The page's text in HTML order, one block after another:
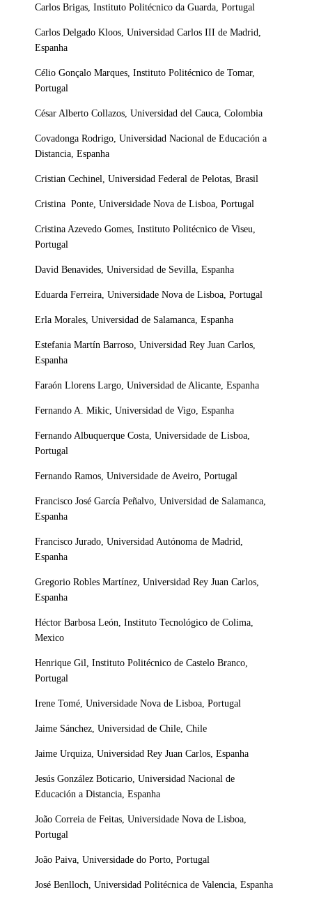
Carlos Brigas, Instituto Politécnico da Guarda, Portugal
Carlos Delgado Kloos, Universidad Carlos III de Madrid,
Espanha
Célio Gonçalo Marques, Instituto Politécnico de Tomar,
Portugal
César Alberto Collazos, Universidad del Cauca, Colombia
Covadonga Rodrigo, Universidad Nacional de Educación a
Distancia, Espanha
Cristian Cechinel, Universidad Federal de Pelotas, Brasil
Cristina Ponte, Universidade Nova de Lisboa, Portugal
Cristina Azevedo Gomes, Instituto Politécnico de Viseu,
Portugal
David Benavides, Universidad de Sevilla, Espanha
Eduarda Ferreira, Universidade Nova de Lisboa, Portugal
Erla Morales, Universidad de Salamanca, Espanha
Estefania Martín Barroso, Universidad Rey Juan Carlos,
Espanha
Faraón Llorens Largo, Universidad de Alicante, Espanha
Fernando A. Mikic, Universidad de Vigo, Espanha
Fernando Albuquerque Costa, Universidade de Lisboa,
Portugal
Fernando Ramos, Universidade de Aveiro, Portugal
Francisco José García Peñalvo, Universidad de Salamanca,
Espanha
Francisco Jurado, Universidad Autónoma de Madrid,
Espanha
Gregorio Robles Martínez, Universidad Rey Juan Carlos,
Espanha
Héctor Barbosa León, Instituto Tecnológico de Colima,
Mexico
Henrique Gil, Instituto Politécnico de Castelo Branco,
Portugal
Irene Tomé, Universidade Nova de Lisboa, Portugal
Jaime Sánchez, Universidad de Chile, Chile
Jaime Urquiza, Universidad Rey Juan Carlos, Espanha
Jesús González Boticario, Universidad Nacional de
Educación a Distancia, Espanha
João Correia de Feitas, Universidade Nova de Lisboa,
Portugal
João Paiva, Universidade do Porto, Portugal
José Benlloch, Universidad Politécnica de Valencia, Espanha